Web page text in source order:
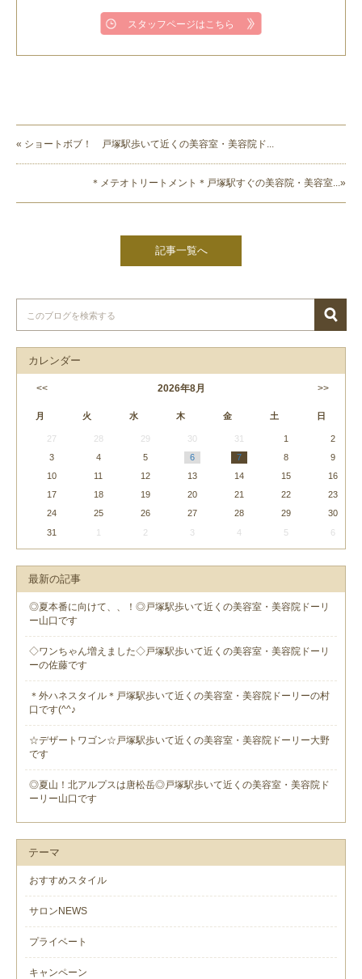
スタッフページはこちら
« ショートボブ！ 戸塚駅歩いて近くの美容室・美容院ド...
＊メテオトリートメント＊戸塚駅すぐの美容院・美容室...»
記事一覧へ
カレンダー
2026年8月
<< >>
月 火 水 木 金 土 日
27 28 29 30 31 1
2
3
4 5 6 7 8
9
10
11 12 13 14 15
16
17
18 19 20 21 22
23
24
25 26 27 28 29
30
31
1 2 3 4 5 6
最新の記事
◎夏本番に向けて、、！◎戸塚駅歩いて近くの美容室・美容院ドーリ
ー山口です
◇ワンちゃん増えました◇戸塚駅歩いて近くの美容室・美容院ドーリ
ーの佐藤です
＊外ハネスタイル＊戸塚駅歩いて近くの美容室・美容院ドーリーの村
口です(^^♪
☆デザートワゴン☆戸塚駅歩いて近くの美容室・美容院ドーリー大野
です
◎夏山！北アルプスは唐松岳◎戸塚駅歩いて近くの美容室・美容院ド
ーリー山口です
テーマ
おすすめスタイル
サロンNEWS
プライベート
キャンペーン